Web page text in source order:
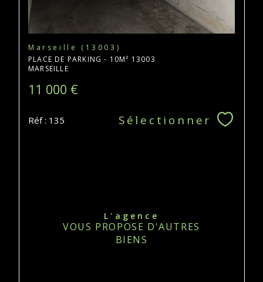
Marseille (13003)
PLACE DE PARKING - 10M² 13003
MARSEILLE
11 000 €
Réf : 135 Sélectionner
L'agence
VOUS PROPOSE D'AUTRES
BIENS